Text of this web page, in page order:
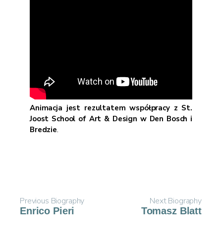
Animacja jest rezultatem współpracy z St.
Joost School of Art & Design w Den Bosch i
Bredzie.
Previous Biography
Enrico Pieri
Next Biography
Tomasz Blatt